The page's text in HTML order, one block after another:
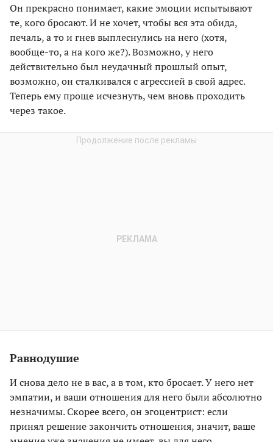
Он прекрасно понимает, какие эмоции испытывают
те, кого бросают. И не хочет, чтобы вся эта обида,
печаль, а то и гнев выплеснулись на него (хотя,
вообще-то, а на кого же?). Возможно, у него
действительно был неудачный прошлый опыт,
возможно, он сталкивался с агрессией в свой адрес.
Теперь ему проще исчезнуть, чем вновь проходить
через такое.
Равнодушие
И снова дело не в вас, а в том, кто бросает. У него нет
эмпатии, и ваши отношения для него были абсолютно
незначимы. Скорее всего, он эгоцентрист: если
принял решение закончить отношения, значит, ваше